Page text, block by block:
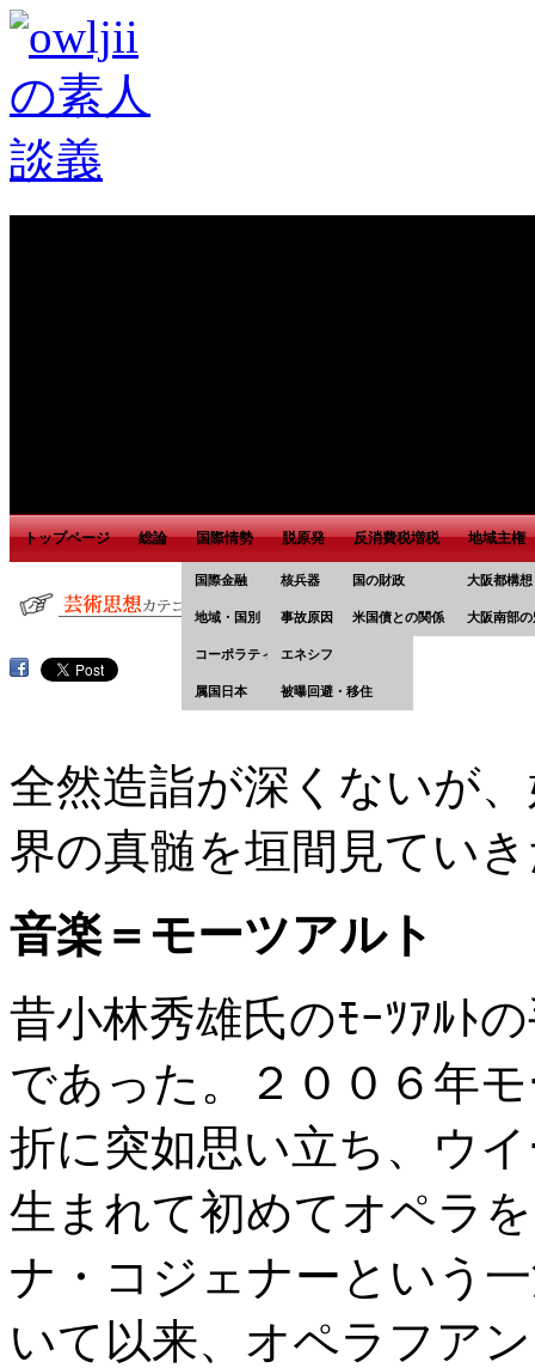
トップページ 総論 国際情勢
国際金融
地域・国別
コーポラティズム
属国日本
脱原発
核兵器
事故原因
エネシフ
被曝回避・移住
反消費税増税
国の財政
米国債との関係
地域主権
大阪都構想
大阪南部の
全然造詣が深くないが
界の真髄を垣間見てい
音楽＝モーツアルト
昔小林秀雄氏のﾓｰﾂｱﾙﾄ
であった。２００６年
折に突如思い立ち、ウ
生まれて初めてオペラ
ナ・コジェナーという
いて以来、オペラフア